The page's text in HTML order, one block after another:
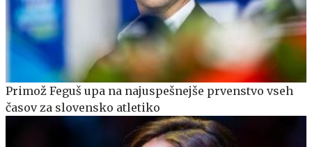
Primož Feguš upa na najuspešnejše prvenstvo vseh
časov za slovensko atletiko